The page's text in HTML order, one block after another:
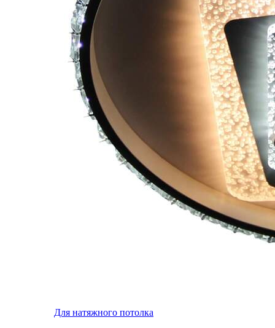
Для натяжного потолка